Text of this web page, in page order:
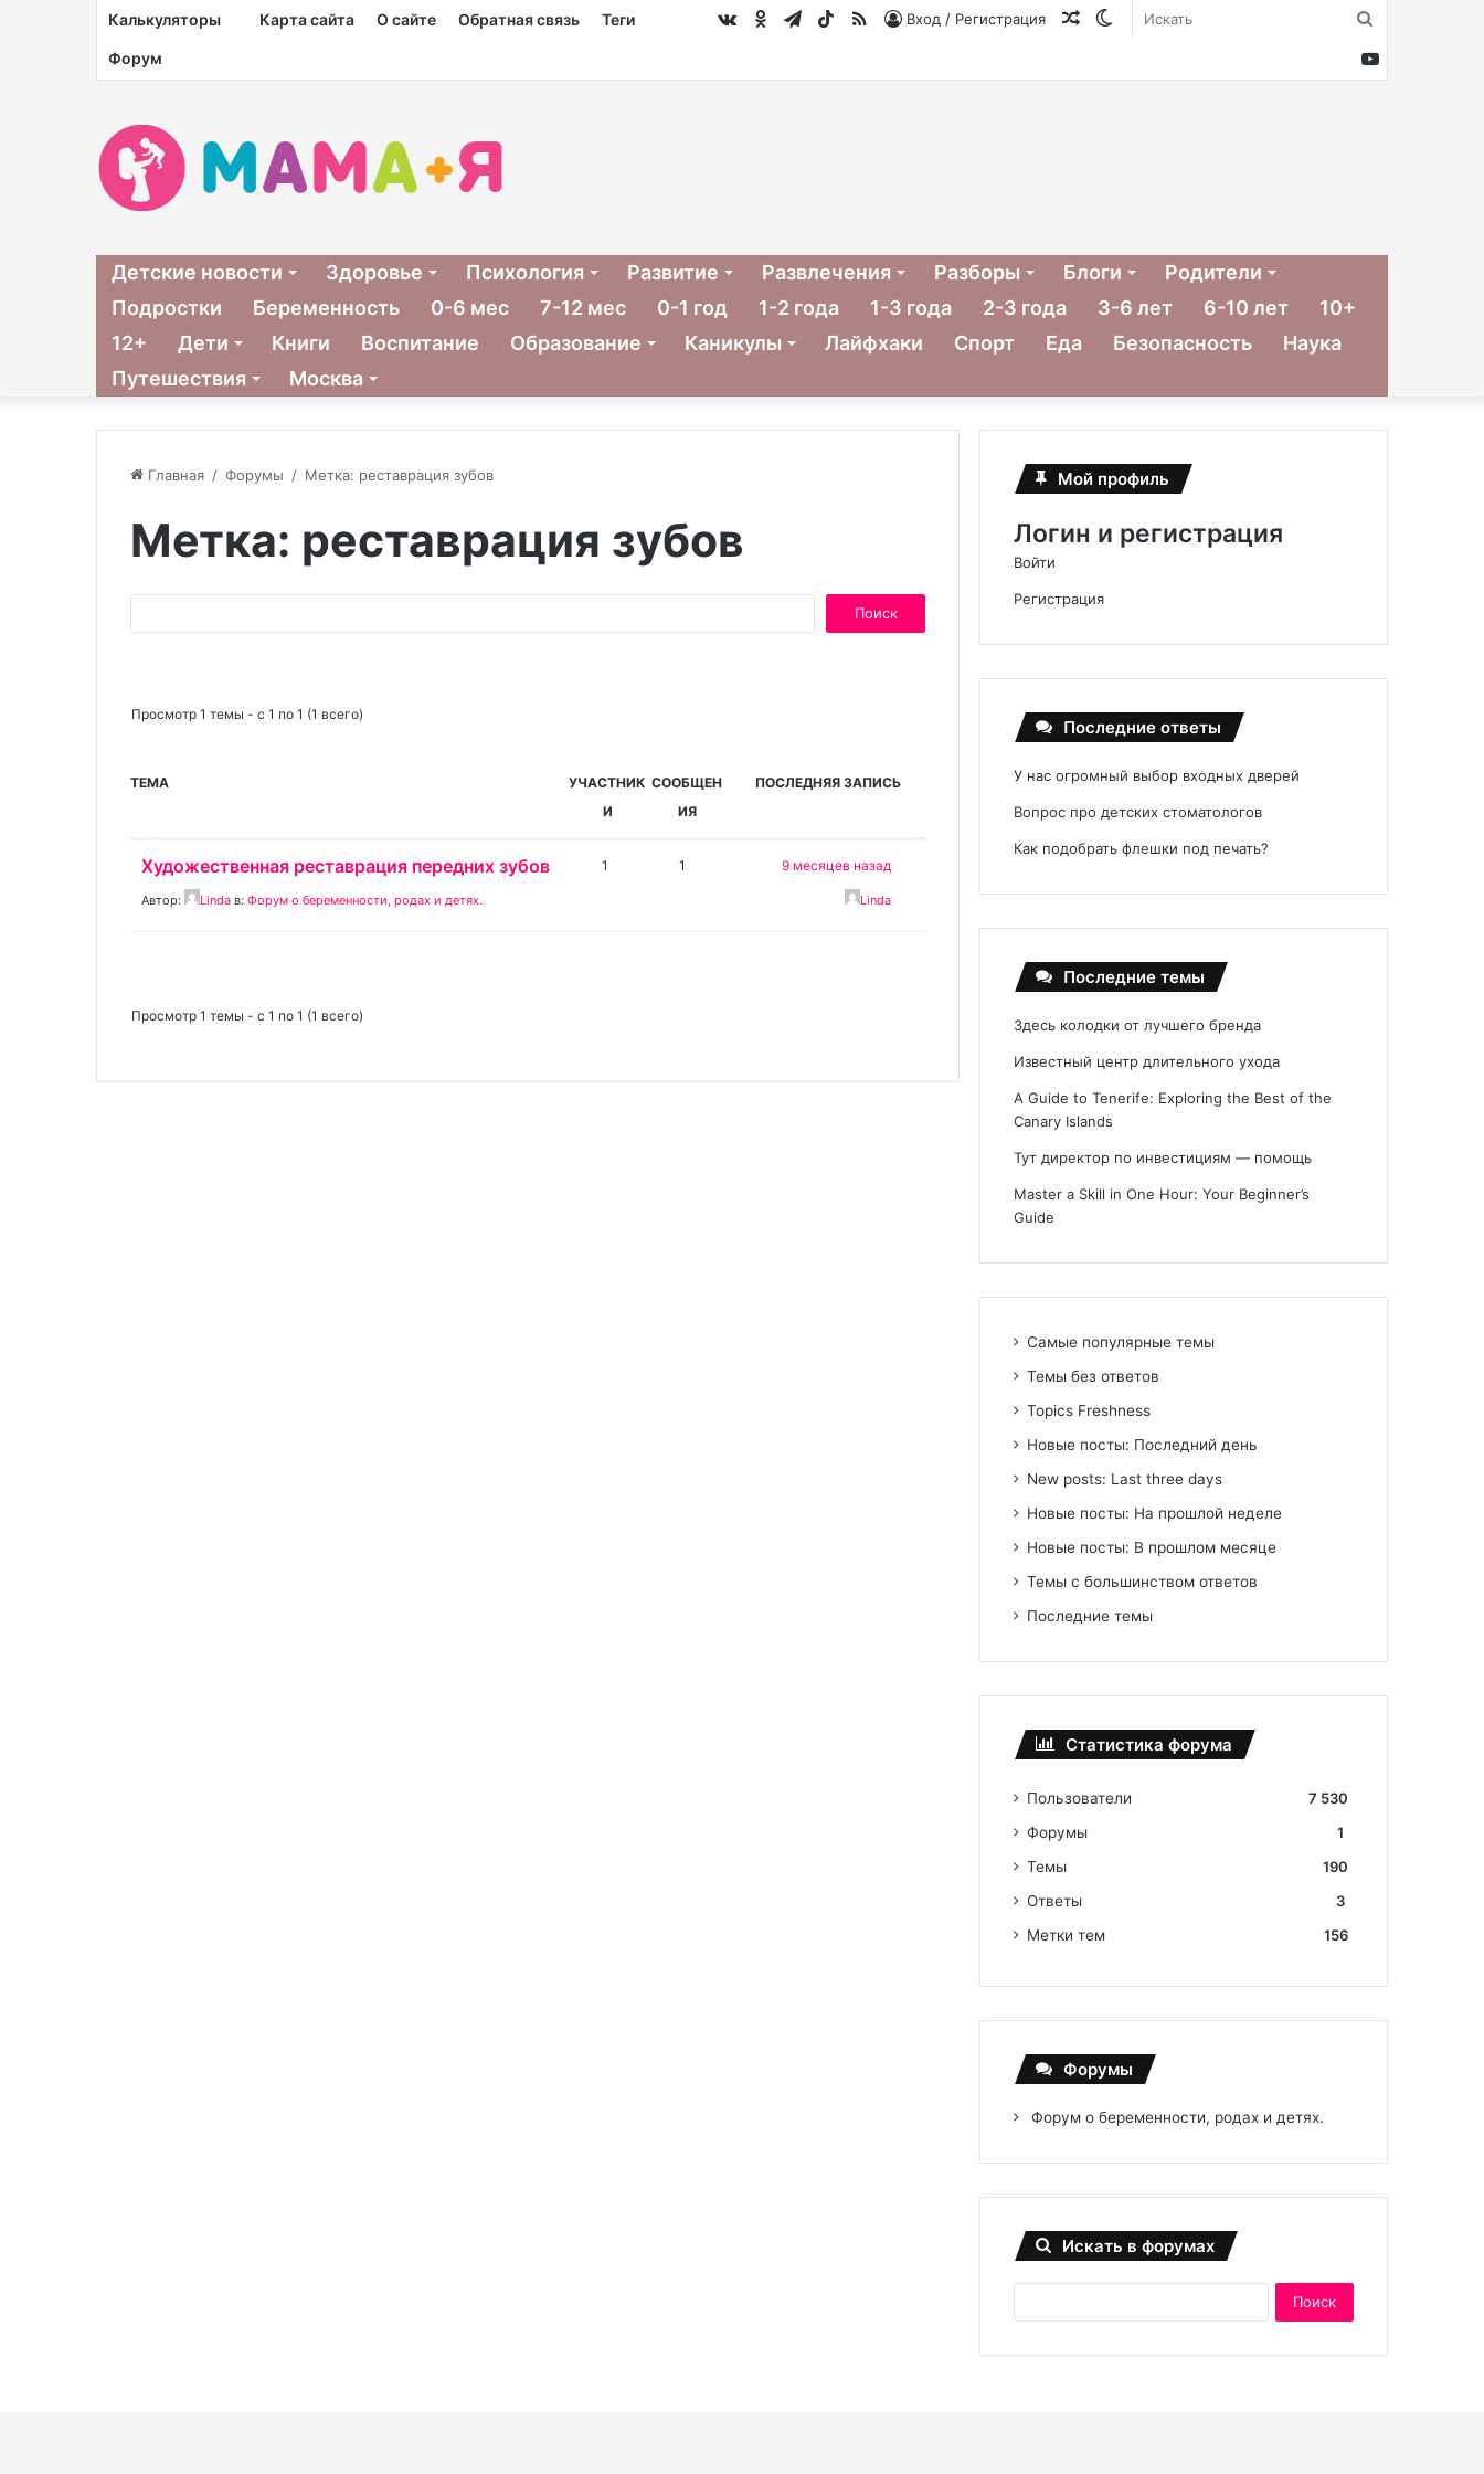
Калькуляторы Карта сайта О сайте Обратная связь Теги
Форум
Switch
Случайная
Вход / Регистрация
RSS
TikTok
Telegram
Одноклассники
vk.com
YouTube
Детские новости Здоровье Психология Развитие Развлечения Разборы Блоги
Родители
Подростки
Беременность 0-6 мес 7-12 мес 0-1 год 1-2 года 1-3 года 2-3 года 3-6 лет 6-10 лет
10+
12+
Дети Книги Воспитание Образование Каникулы Лайфхаки Спорт Еда Безопасность
Наука
Путешествия
Москва
Главная / Форумы / Метка: реставрация зубов
Метка: реставрация зубов
Просмотр 1 темы - с 1 по 1 (1 всего)
ТЕМА
УЧАСТНИК
И
СООБЩЕН
ИЯ
ПОСЛЕДНЯЯ ЗАПИСЬ
Художественная реставрация передних зубов
Автор: Linda в: Форум о беременности, родах и детях.
1 1 9 месяцев назад
Linda
Просмотр 1 темы - с 1 по 1 (1 всего)
Мой профиль
Логин и регистрация
Войти
Регистрация
Последние ответы
У нас огромный выбор входных дверей
Вопрос про детских стоматологов
Как подобрать флешки под печать?
Последние темы
Здесь колодки от лучшего бренда
Известный центр длительного ухода
A Guide to Tenerife: Exploring the Best of the
Canary Islands
Тут директор по инвестициям — помощь
Master a Skill in One Hour: Your Beginner’s
Guide
Самые популярные темы
Темы без ответов
Topics Freshness
Новые посты: Последний день
New posts: Last three days
Новые посты: На прошлой неделе
Новые посты: В прошлом месяце
Темы с большинством ответов
Последние темы
Статистика форума
Пользователи
7 530
Форумы
1
Темы
190
Ответы
3
Метки тем
156
Форумы
Форум о беременности, родах и детях.
Искать в форумах